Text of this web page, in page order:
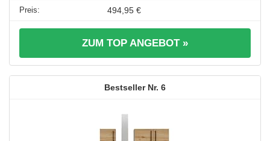
494,95 €
ZUM TOP ANGEBOT »
6